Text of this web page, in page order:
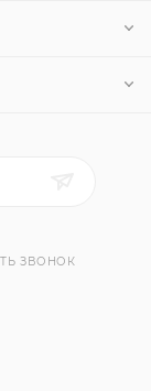
ЗВОНОК